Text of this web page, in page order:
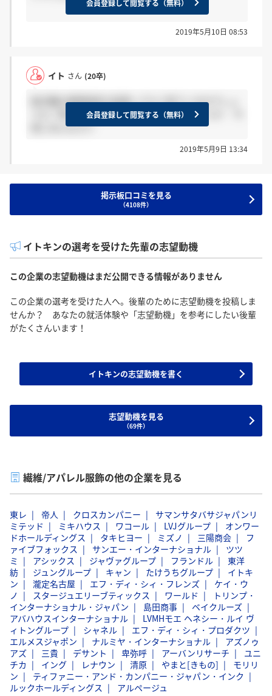
会員登録して閲覧する（無料）
2019年5月10日 08:53
イト さん (20卒)
総合職の書類選考の結果ってもう来ているのでしょ
うか？落ちた場合はサイレントなのでしょうか… 今
頃ごめんなさい
会員登録して閲覧する（無料）
2019年5月9日 13:34
掲示板口コミを見る
（4108件）
イトキンの選考を受けた先輩の志望動機
この企業の志望動機はまだ公開できる情報がありません
この企業の選考を受けた人へ。後輩のために志望動機を投稿しま
せんか？ あなたの就活体験や「志望動機」を参考にしたい後輩
がたくさんいます！
イトキンの志望動機を書く
志望動機を見る
（69件）
繊維/アパレル服飾の他の企業を見る
東レ 帝人 クロスカンパニー
サマンサタバサジャパンリ
ミテッド
ミキハウス ワコール LVJグループ
オンワー
ドホールディングス
タキヒヨー ミズノ 三陽商会
フ
ァイブフォックス
サンエー・インターナショナル
ツツ
ミ
アシックス ジャヴァグループ フランドル
東洋
紡
ジュングループ キャン たけうちグループ
イトキ
ン
瀧定名古屋 エフ・ディ・シィ・フレンズ
ケイ・ウ
ノ
スタージュエリーブティックス ワールド
トリンプ・
インターナショナル・ジャパン
島田商事
ベイクルーズ
アバハウスインターナショナル
LVMHモエ ヘネシー・ルイ ヴ
ィトングループ
シャネル
エフ・ディ・シィ・プロダクツ
エルメスジャポン
ナルミヤ・インターナショナル
アズノゥ
アズ
三貴 デサント 卑弥呼 アーバンリサーチ
ユニ
チカ
イング レナウン 清原 やまと[きもの]
モリリ
ン
ティファニー・アンド・カンパニー・ジャパン・インク
ルックホールディングス
アルページュ